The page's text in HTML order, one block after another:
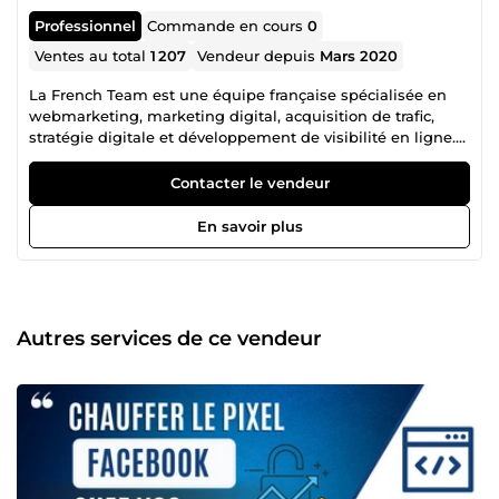
Professionnel Commande en cours0
Ventes au total1 207 Vendeur depuis Mars 2020
La French Team est une équipe française spécialisée en
webmarketing, marketing digital, acquisition de trafic,
stratégie digitale et développement de visibilité en ligne.
Notre collectif regroupe plusieurs profils complémentaires,
âgés de 21 à 39 ans, chacun expert dans son domaine :
publicité Facebook Ads, Instagram Ads, Snapchat Ads,
Google Ads, création de site web, tunnel de vente,
copywriting, génération de leads, branding, growth
approche complète, efficace et orientée résultats. Là où
beaucoup s’arrêtent à la théorie, nous mettons en place
développer votre présence en ligne, améliorer votre image
de marque et booster votre chiffre d’affaires. Notre arrivée
sur ComeUp a un objectif simple : rendre accessibles des
compétences habituellement réservées à des structures
plus importantes. Depuis longtemps, nous accompagnons
Contacter le vendeur
En savoir plus
Autres services de ce vendeur